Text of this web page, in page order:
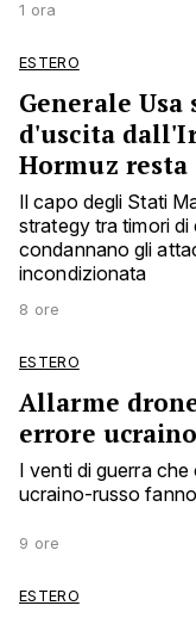
1 ora
ESTERO
Generale
d'uscita
Hormuz
Il capo degli Stati
strategy tra timori
condannano gli
incondizionata
8 ore
ESTERO
Allarme
errore
I venti di guerra
ucraino-russo
9 ore
ESTERO